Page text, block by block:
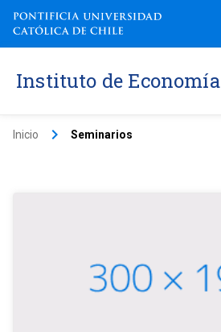
Instituto de Economía
Inicio keyboard_arrow_right Seminarios